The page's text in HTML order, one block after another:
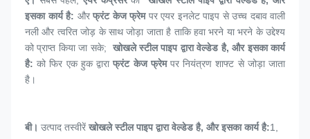
इसका कार्य है: और फ्रंट केज फ्रेम पर एयर इनलेट पाइप से उच्च दबाव वाली
नली और त्वरित जोड़ के साथ जोड़ा जाता है ताकि हवा भरने या भरने के उद्देश्य
को प्राप्त किया जा सके;
खोखले स्टील पाइप द्वारा वेल्डेड है, और इसका कार्य
है: को फिर एक हुक द्वारा फ्रंट केज फ्रेम पर नियंत्रण शाफ्ट से जोड़ा जाता
है।
बी। उत्पाद तस्वीरें खोखले स्टील पाइप द्वारा वेल्डेड है, और इसका कार्य है:1,